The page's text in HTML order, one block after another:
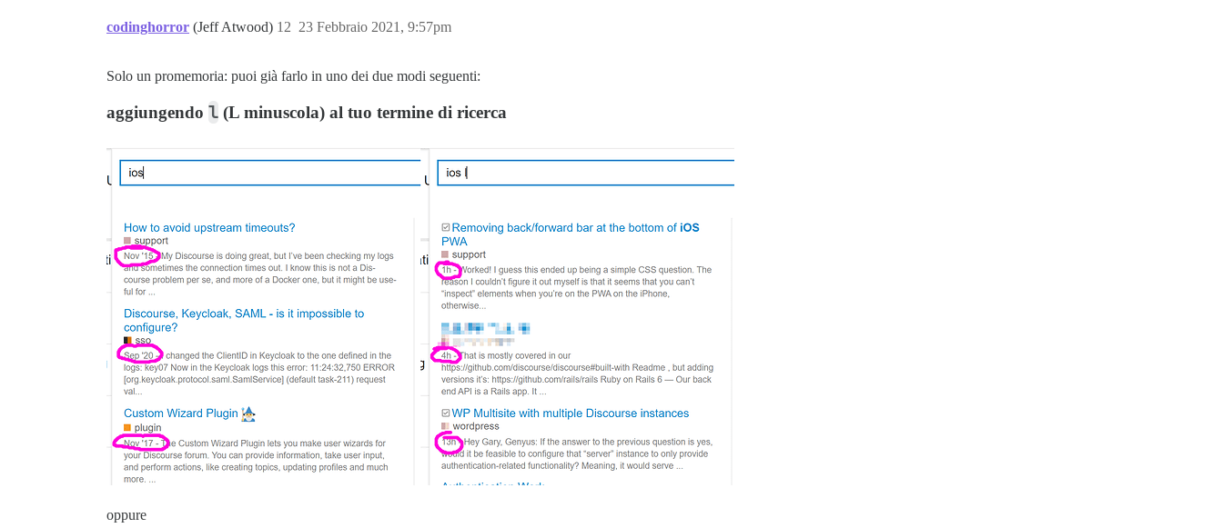
codinghorror (Jeff Atwood) 23 Febbraio 2021, 9:57pm
12
Solo un promemoria: puoi già farlo in uno dei due modi seguenti:
aggiungendo l (L minuscola) al tuo termine di ricerca
oppure